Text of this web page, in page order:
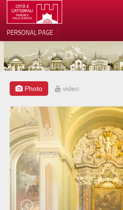
LOCATION
ARCHITECTURE
MUSEUMS
ITINERARIES
EVENTS
HOST
VOLUNTEERS
CONTACTS
PRESS
PERSONAL PAGE
Photo video
Notice at collection
Your Privacy Choices